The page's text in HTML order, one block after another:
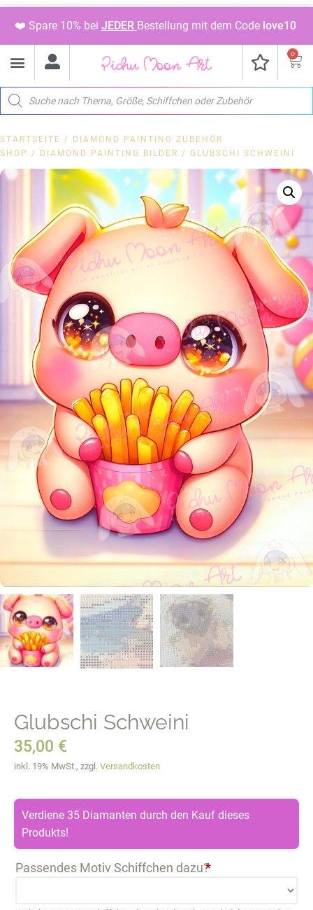
❤️ Spare 10% bei JEDER Bestellung mit dem Code love10
0
STARTSEITE /
DIAMOND PAINTING ZUBEHÖR
SHOP / DIAMOND PAINTING BILDER / GLUBSCHI SCHWEINI
Glubschi Schweini
35,00 €
inkl. 19% MwSt., zzgl. Versandkosten
Verdiene 35 Diamanten durch den Kauf dieses
Produkts!
Passendes Motiv Schiffchen dazu?*